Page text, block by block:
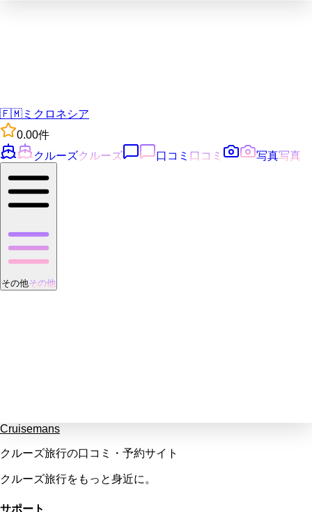
🇫🇲 ミクロネシア
0.00件
クルーズクルーズ 口コミ 口コミ 写真写真
その他その他
Cruisemans
クルーズ旅行の口コミ・予約サイト
クルーズ旅行をもっと身近に。
サポート